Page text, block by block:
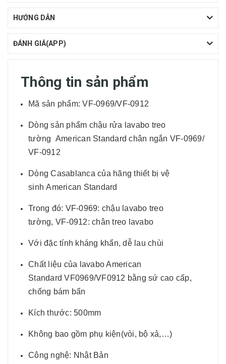
HƯỚNG DẪN
ĐÁNH GIÁ(APP)
Thông tin sản phẩm
Mã sản phẩm: VF-0969/VF-0912
Dòng sản phẩm chậu rửa lavabo treo
tường American Standard chân ngắn VF-0969/
VF-0912
Dòng Casablanca của hãng thiết bị vệ
sinh American Standard
Trong đó: VF-0969: chậu lavabo treo
tường, VF-0912: chân treo lavabo
Với đặc tính kháng khẩn, dễ lau chùi
Chất liệu của lavabo American
Standard VF0969/VF0912 bằng sứ cao cấp,
chống bám bẩn
Kích thước: 500mm
Không bao gồm phụ kiện(vòi, bộ xả,…)
Công nghệ: Nhật Bản